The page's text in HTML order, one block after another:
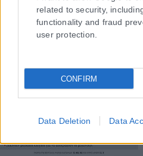
related to security,
functionality and fraud
user protection.
CONFIRM
Data Deletion Data